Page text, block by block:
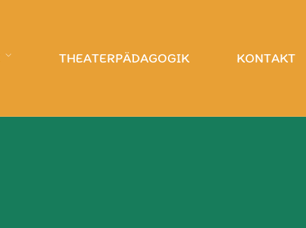
THEATERPÄDAGOGIK KONTAKT